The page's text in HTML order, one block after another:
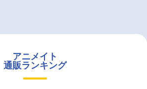
アニメイト
通販ランキング